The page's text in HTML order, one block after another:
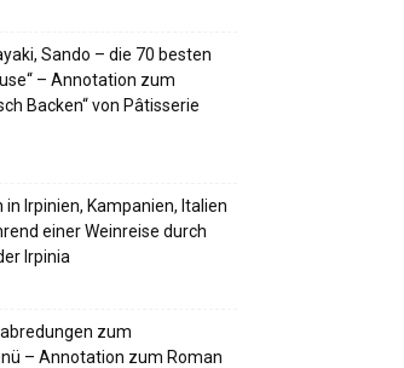
Sando – die 70 besten
– Annotation zum
Backen“ von Pâtisserie
Irpinien, Kampanien, Italien
einer Weinreise durch
Irpinia
zum
– Annotation zum Roman